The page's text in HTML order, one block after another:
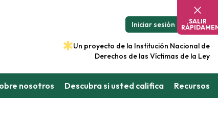
Iniciar sesión
Un proyecto de la Institución Nacional de
Derechos de las Víctimas de la Ley
nosotros Descubra si usted califica Recursos
SALIR